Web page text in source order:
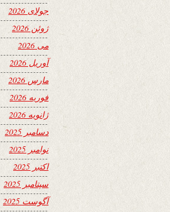
جولای 2026
ژوئن 2026
می 2026
آوریل 2026
مارس 2026
فوریه 2026
ژانویه 2026
دسامبر 2025
نوامبر 2025
اکتبر 2025
سپتامبر 2025
آگوست 2025